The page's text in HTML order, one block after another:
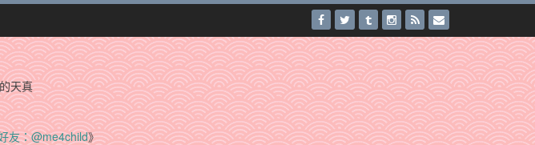
天真
友：@me4child》